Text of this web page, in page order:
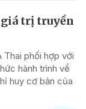
trị truyền
Thai phối hợp với
hành trình về
huy cơ bản của